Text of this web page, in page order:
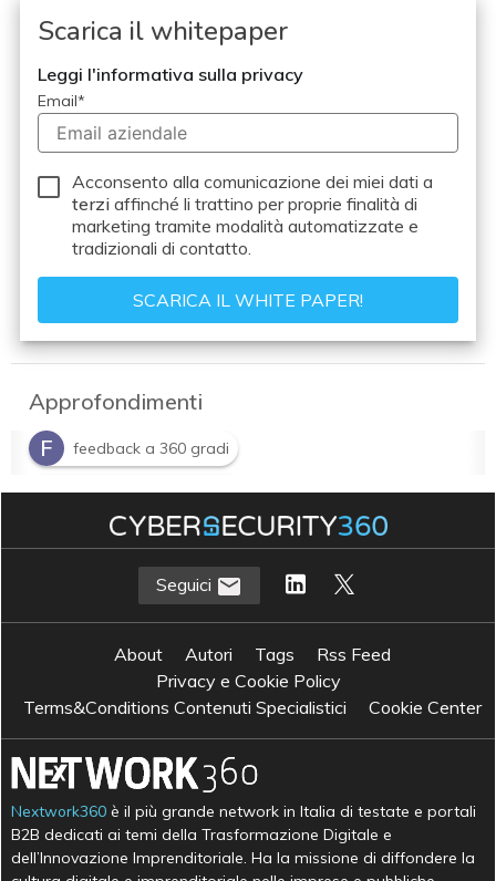
Scarica il whitepaper
Leggi l'informativa sulla privacy
Email*
Acconsento alla comunicazione dei miei dati a
terzi affinché li trattino per proprie finalità di
marketing tramite modalità automatizzate e
tradizionali di contatto.
Approfondimenti
F
feedback a 360 gradi
M Multi Source Feedback
Seguici
About Autori Tags
Rss Feed
Privacy e Cookie Policy
Terms&Conditions Contenuti Specialistici
Cookie Center
Nextwork360 è il più grande network in Italia di testate e portali
B2B dedicati ai temi della Trasformazione Digitale e
dell’Innovazione Imprenditoriale. Ha la missione di diffondere la